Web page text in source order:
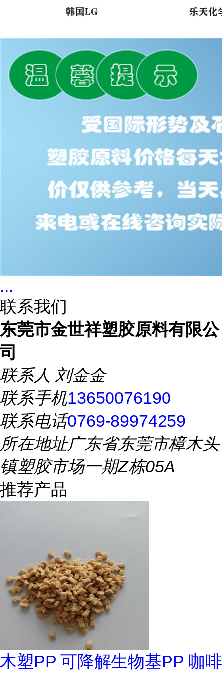
...
联系我们
东莞市金世祥塑胶原料有限公
司
联系人 刘金金
联系手机13650076190
联系电话0769-89974259
所在地址广东省东莞市樟木头
镇塑胶市场一期Z栋05A
推荐产品
木塑PP 可降解生物基PP 咖啡